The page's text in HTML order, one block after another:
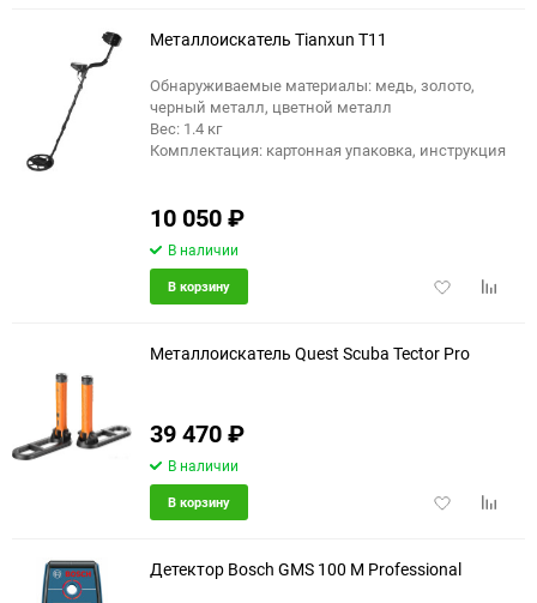
еще 3 фото
Металлоискатель Tianxun T11
Обнаруживаемые материалы: медь, золото,
черный металл, цветной металл
Вес: 1.4 кг
Комплектация: картонная упаковка, инструкция
10 050₽
В наличии
Добавить
В корзину
Металлоискатель Quest Scuba Tector Pro
39 470₽
В наличии
Добавить
В корзину
Детектор Bosch GMS 100 M Professional